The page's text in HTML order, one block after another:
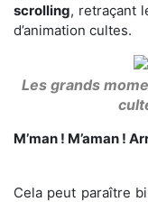
scrolling, retraçant
d’animation cultes.
Les grands
M’man ! M’aman !
Cela peut paraître